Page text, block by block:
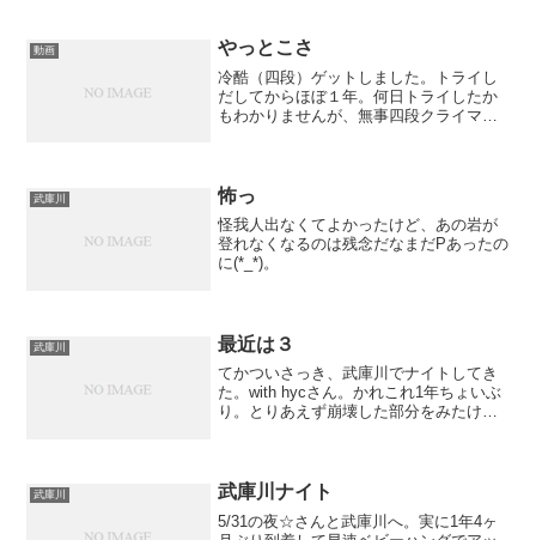
動画 やっとこさ
冷酷（四段）ゲットしました。トライし
だしてからほぼ１年。何日トライしたか
もわかりませんが、無事四段クライマー
た後の異様なテンション...
武庫川 怖っ
怪我人出なくてよかったけど、あの岩が
登れなくなるのは残念だなまだPあったの
に(*_*)。
武庫川 最近は３
てかついさっき、武庫川でナイトしてき
た。with hycさん。かれこれ1年ちょいぶ
り。とりあえず崩壊した部分をみたけ
登。猿の神悪いやん...
武庫川 武庫川ナイト
5/31の夜☆さんと武庫川へ。実に1年4ヶ